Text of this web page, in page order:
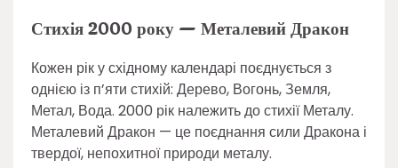
Стихія 2000 року — Металевий Дракон
Кожен рік у східному календарі поєднується з
однією із п’яти стихій: Дерево, Вогонь, Земля,
Метал, Вода. 2000 рік належить до стихії Металу.
Металевий Дракон — це поєднання сили Дракона і
твердої, непохитної природи металу.